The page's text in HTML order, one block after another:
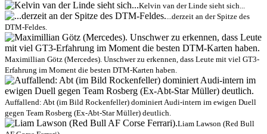
Kelvin van der Linde sieht sich...
...derzeit an der Spitze des
DTM-Feldes.
Maximillian Götz (Mercedes). Unschwer zu erkennen, dass Leute mit viel GT3-
Erfahrung im Moment die besten DTM-Karten haben.
Auffallend: Abt (im Bild Rockenfeller) dominiert Audi-intern im ewigen Duell
gegen Team Rosberg (Ex-Abt-Star Müller) deutlich.
Liam Lawson (Red Bull